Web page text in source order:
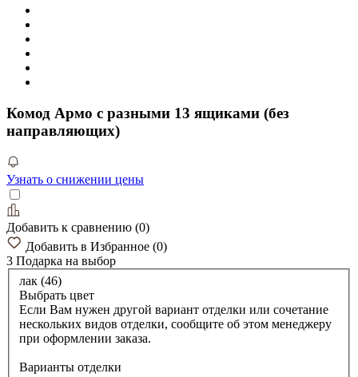
Комод Армо с разными 13 ящиками (без
направляющих)
Узнать о снижении цены
Добавить к сравнению (0)
Добавить в Избранное (0)
3 Подарка на выбор
лак (46)
Выбрать цвет
Если Вам нужен другой вариант отделки или сочетание
нескольких видов отделки, сообщите об этом менеджеру
при оформлении заказа.
Варианты отделки